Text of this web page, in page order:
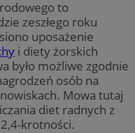
to
zeszłego roku
uposażenie
i diety żorskich
było możliwe zgodnie
osób na
Mowa tutaj
diet radnych z
krotności.